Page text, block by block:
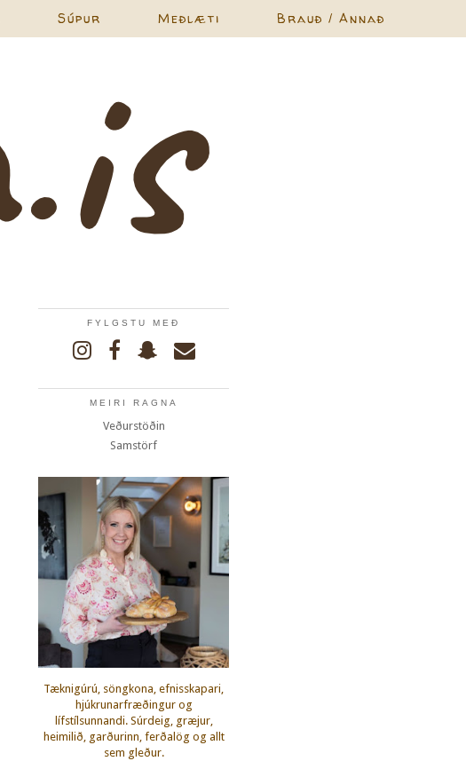
Súpur Meðlæti Brauð / Annað
FYLGSTU MEÐ
MEIRI RAGNA
Veðurstöðin
Samstörf
Tæknigúrú, söngkona, efnisskapari,
hjúkrunarfræðingur og
lífstílsunnandi. Súrdeig, græjur,
heimilið, garðurinn, ferðalög og allt
sem gleður.